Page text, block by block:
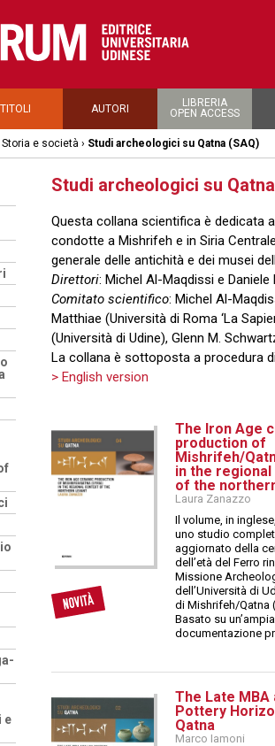
TITOLI AUTORI
LIBRERIA
OPEN ACCESS
Storia e società › Studi archeologici su Qatna (SAQ)
e
Studi archeologici su
Questa collana scientifica è dedicata
condotte a Mishrifeh e in Siria
generale delle antichità e dei musei
Direttori: Michel Al-Maqdissi e Daniele
Comitato scientifico: Michel Al-
Matthiae (Università di Roma ‘La
(Università di Udine), Glenn M.
La collana è sottoposta a procedura
> English version
The Iron Age
production of
Mishrifeh/
in the
of the
Laura Zanazzo
Il volume, in
uno studio
aggiornato della
dell’età del Ferro
Missione
dell’Università di
di Mishrifeh/Qatna
Basato su un’ampia
documentazione
The Late MBA
Pottery
Qatna
Marco Iamoni